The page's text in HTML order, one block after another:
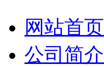
网站首页
公司简介